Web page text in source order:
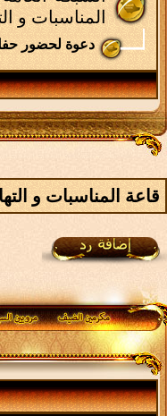
المناسبات و
دعوة لحضور حفل
قاعة المناسبات و